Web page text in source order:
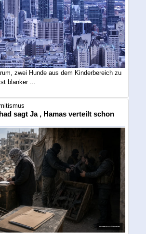
zwei Hunde aus dem Kinderbereich zu
blanker ...
sagt Ja , Hamas verteilt schon